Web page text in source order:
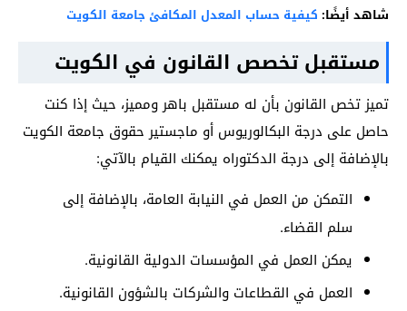
شاهد أيضًا: كيفية حساب المعدل المكافئ جامعة الكويت
مستقبل تخصص القانون في الكويت
تميز تخص القانون بأن له مستقبل باهر ومميز، حيث إذا كنت
حاصل على درجة البكالوريوس أو ماجستير حقوق جامعة الكويت
بالإضافة إلى درجة الدكتوراه يمكنك القيام بالآتي:
التمكن من العمل في النيابة العامة، بالإضافة إلى
سلم القضاء.
يمكن العمل في المؤسسات الدولية القانونية.
العمل في القطاعات والشركات بالشؤون القانونية.